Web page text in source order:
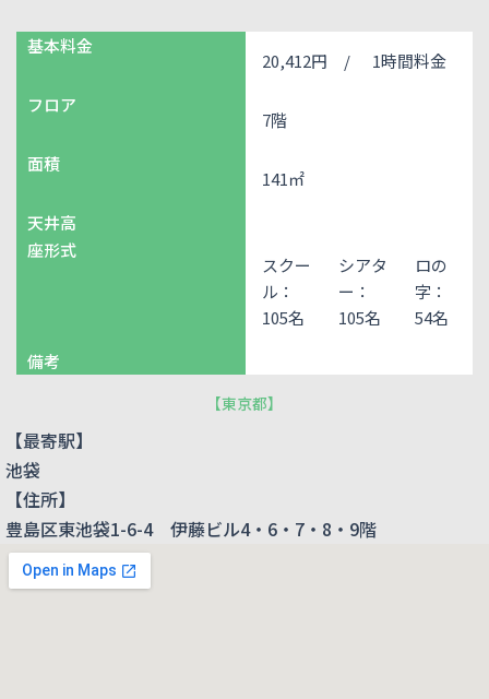
基本料金
20,412円 /
1時間料金
フロア
7階
面積
141㎡
天井高
座形式
スクー
ル：
105名
シアタ
ー：
105名
ロの
字：
54名
備考
【東京都】
【最寄駅】
池袋
【住所】
豊島区東池袋1-6-4 伊藤ビル4・6・7・8・9階